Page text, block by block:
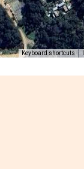
Keyboard shortcuts